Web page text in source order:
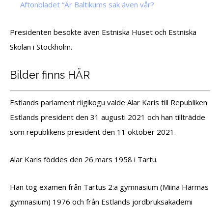
Aftonbladet “Är Baltikums sak även vår?
Presidenten besökte även Estniska Huset och Estniska
Skolan i Stockholm.
Bilder finns HÄR
Estlands parlament riigikogu valde Alar Karis till Republiken
Estlands president den 31 augusti 2021 och han tillträdde
som republikens president den 11 oktober 2021.
Alar Karis föddes den 26 mars 1958 i Tartu.
Han tog examen från Tartus 2:a gymnasium (Miina Härmas
gymnasium) 1976 och från Estlands jordbruksakademi